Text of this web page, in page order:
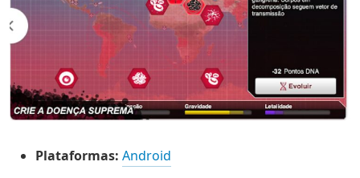
Plataformas: Android